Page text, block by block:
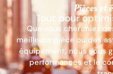
Pièces et
Tout pour
Que vous cherchiez
meilleure pièce ou des
équipement, nous vous
performances et le